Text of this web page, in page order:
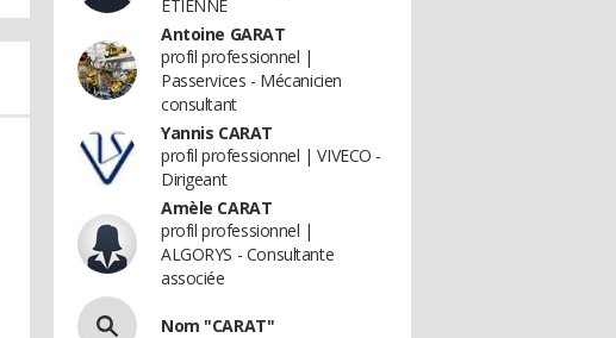
ETIENNE
Antoine GARAT
profil professionnel |
Passervices - Mécanicien
consultant
Yannis CARAT
profil professionnel | VIVECO -
Dirigeant
Amèle CARAT
profil professionnel |
ALGORYS - Consultante
associée
Nom "CARAT"